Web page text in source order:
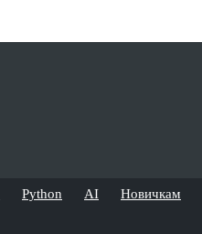
Python AI Новичкам